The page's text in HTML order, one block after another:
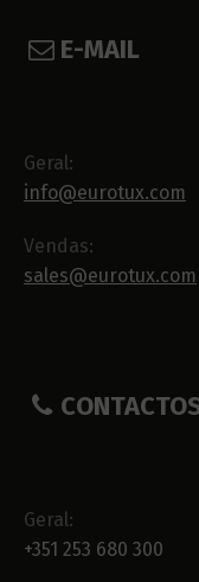
E-MAIL
Geral:
info@eurotux.com
Vendas:
sales@eurotux.com
Geral:
+351 253 680 300